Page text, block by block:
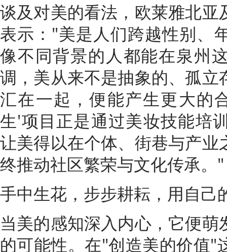
谈及对美的看法，欧莱雅北
表示："美是人们跨越性别、
像不同背景的人都能在泉州
调，美从来不是抽象的、孤
汇在一起，便能产生更大的
生'项目正是通过美妆技能培
让美得以在个体、街巷与产
终推动社区繁荣与文化传承。"
手中生花，步步耕耘，用自己
当美的感知深入内心，它便
的可能性。在"创造美的价值"